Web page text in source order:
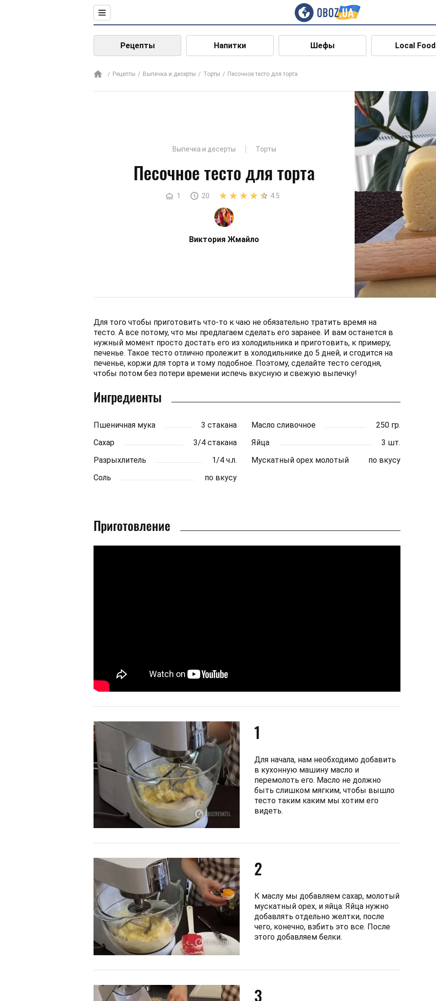
Рецепты Напитки Шефы Local Food
Рецепты Выпечка и десерты Торты Песочное тесто для торта
Выпечка и десерты Торты
Песочное тесто для торта
1 20 4.5
Виктория Жмайло
Для того чтобы приготовить что-то к чаю не обязательно тратить время на
тесто. А все потому, что мы предлагаем сделать его заранее. И вам останется в
нужный момент просто достать его из холодильника и приготовить, к примеру,
печенье. Такое тесто отлично пролежит в холодильнике до 5 дней, и сгодится на
печенье, коржи для торта и тому подобное. Поэтому, сделайте тесто сегодня,
чтобы потом без потери времени испечь вкусную и свежую выпечку!
Ингредиенты
Пшеничная мука 3 стакана Масло сливочное
250 гр.
Сахар
3/4 стакана Яйца
3 шт.
Разрыхлитель
1/4 ч.л. Мускатный орех молотый
по вкусу
Соль
по вкусу
Приготовление
1
Для начала, нам необходимо добавить
в кухонную машину масло и
перемолоть его. Масло не должно
быть слишком мягким, чтобы вышло
тесто таким каким мы хотим его
видеть.
2
К маслу мы добавляем сахар, молотый
мускатный орех, и яйца. Яйца нужно
добавлять отдельно желтки, после
чего, конечно, взбить это все. После
этого добавляем белки.
3